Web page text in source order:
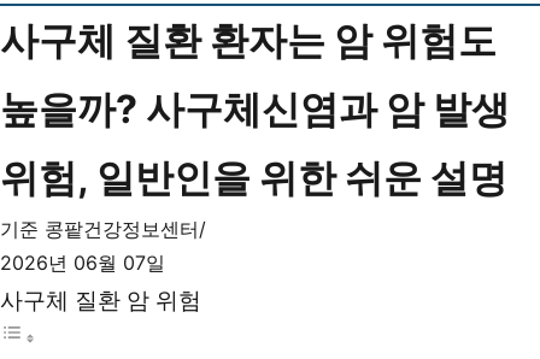
사구체 질환 환자는 암 위험도
높을까? 사구체신염과 암 발생
위험, 일반인을 위한 쉬운 설명
기준 콩팥건강정보센터
2026년 06월 07일
사구체 질환 암 위험